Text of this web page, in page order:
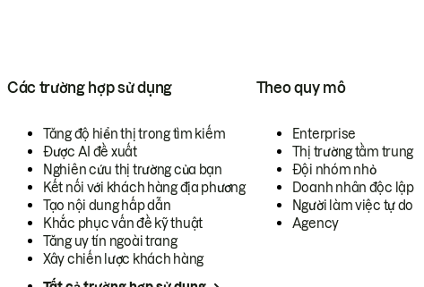
Các trường hợp sử dụng
Tăng độ hiển thị trong tìm kiếm
Được AI đề xuất
Nghiên cứu thị trường của bạn
Kết nối với khách hàng địa phương
Tạo nội dung hấp dẫn
Khắc phục vấn đề kỹ thuật
Tăng uy tín ngoài trang
Xây chiến lược khách hàng
Theo quy mô
Enterprise
Thị trường tầm trung
Đội nhóm nhỏ
Doanh nhân độc lập
Người làm việc tự do
Agency